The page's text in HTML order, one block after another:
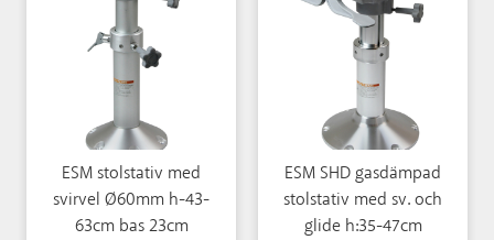
ESM stolstativ med
svirvel Ø60mm h-43-
63cm bas 23cm
ESM SHD gasdämpad
stolstativ med sv. och
glide h:35-47cm